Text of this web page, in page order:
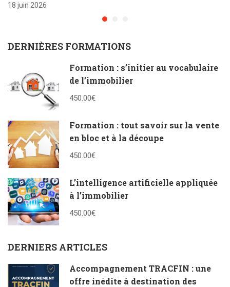
18 juin 2026
DERNIÈRES FORMATIONS
Formation : s’initier au vocabulaire
de l’immobilier
450.00€
Formation : tout savoir sur la vente
en bloc et à la découpe
450.00€
L’intelligence artificielle appliquée
à l’immobilier
450.00€
DERNIERS ARTICLES
Accompagnement TRACFIN : une
offre inédite à destination des